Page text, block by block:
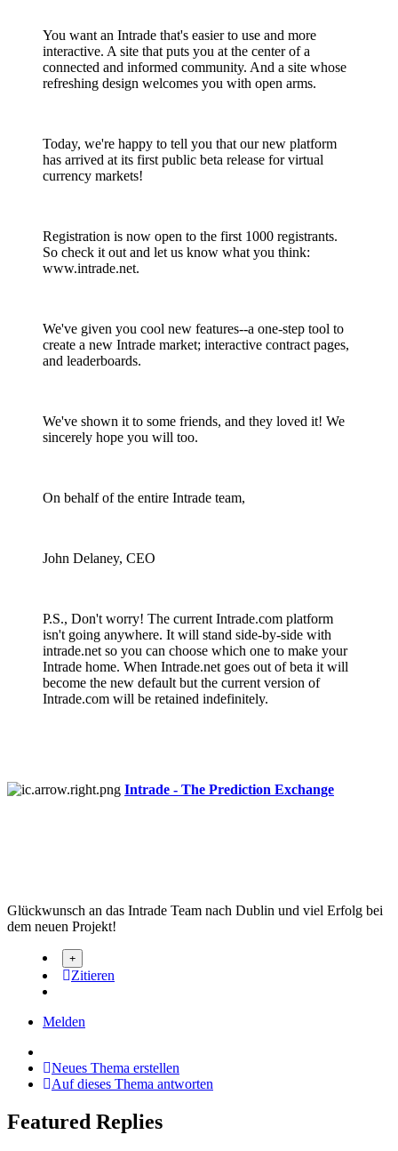
You want an Intrade that's easier to use and more
interactive. A site that puts you at the center of a
connected and informed community. And a site whose
refreshing design welcomes you with open arms.
Today, we're happy to tell you that our new platform
has arrived at its first public beta release for virtual
currency markets!
Registration is now open to the first 1000 registrants.
So check it out and let us know what you think:
www.intrade.net.
We've given you cool new features--a one-step tool to
create a new Intrade market; interactive contract pages,
and leaderboards.
We've shown it to some friends, and they loved it! We
sincerely hope you will too.
On behalf of the entire Intrade team,
John Delaney, CEO
P.S., Don't worry! The current Intrade.com platform
isn't going anywhere. It will stand side-by-side with
intrade.net so you can choose which one to make your
Intrade home. When Intrade.net goes out of beta it will
become the new default but the current version of
Intrade.com will be retained indefinitely.
Intrade - The Prediction Exchange
Glückwunsch an das Intrade Team nach Dublin und viel Erfolg bei
dem neuen Projekt!
Zitieren
Melden
Neues Thema erstellen
Auf dieses Thema antworten
Featured Replies